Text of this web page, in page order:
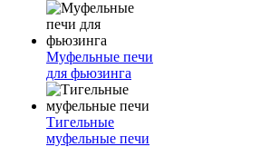
Муфельные печи
для фьюзинга
Тигельные
муфельные печи